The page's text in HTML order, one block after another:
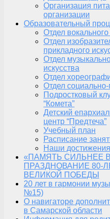
Организация
организации
Образовательный
Отдел вокального
Отдел
прикладного
Отдел
искусства
Отдел
Отдел
Подростковый
“Комета”
Детский
центр “Предтеча”
Учебный план
Расписание
Наши достижения
«ПАМЯТЬ СИЛЬНЕЕ
ПРАЗДНОВАНИЕ 80-
ВЕЛИКОЙ ПОБЕДЫ
20 лет в гармонии
№15)
О навигаторе
в Самарской области